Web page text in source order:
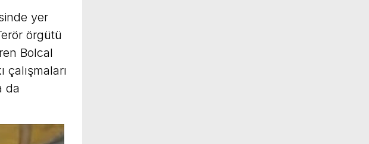
yer
örgütü
Bolcal
da